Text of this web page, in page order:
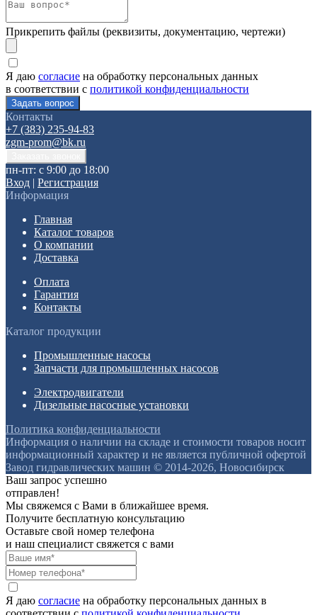
Прикрепить файлы (реквизиты, документацию, чертежи)
Я даю согласие на обработку персональных данных
в соответствии с политикой конфиденциальности
Контакты
+7 (383) 235-94-83
zgm-prom@bk.ru
пн-пт: с 9:00 до 18:00
Вход | Регистрация
Информация
Главная
Каталог товаров
О компании
Доставка
Оплата
Гарантия
Контакты
Каталог продукции
Промышленные насосы
Запчасти для промышленных насосов
Электродвигатели
Дизельные насосные установки
Политика конфиденциальности
Информация о наличии на складе и стоимости товаров носит
информационный характер и не является публичной офертой
Завод гидравлических машин © 2014-2026, Новосибирск
Ваш запрос успешно
отправлен!
Мы свяжемся с Вами в ближайшее время.
Получите бесплатную консультацию
Оставьте свой номер телефона
и наш специалист свяжется с вами
Я даю согласие на обработку персональных данных в